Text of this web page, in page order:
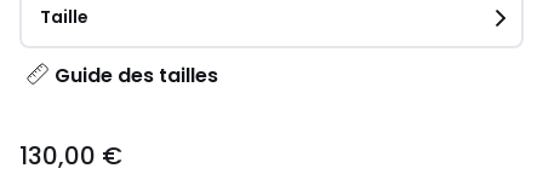
Taille
Guide des tailles
€.
130,00 €